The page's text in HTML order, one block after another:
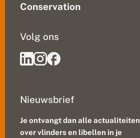
Conservation
Nieuwsbrief
Je ontvangt dan alle actualiteiten
over vlinders en libellen in je
Volg ons